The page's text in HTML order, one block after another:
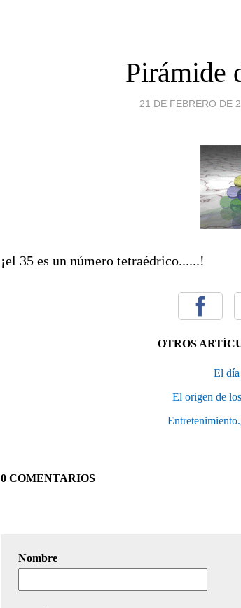
Pirámide
21 DE FEBRERO DE
¡el 35 es un número tetraédrico......!
OTROS
El
El origen de
0 COMENTARIOS
Nombre